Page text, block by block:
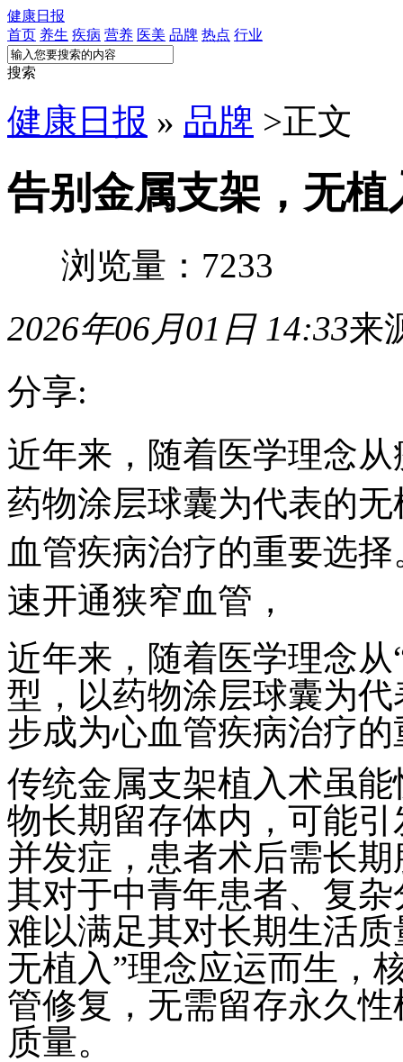
健康日报
首页 养生 疾病 营养 医美 品牌 热点 行业
搜索
健康日报 » 品牌 >正文
告别金属支架，无
浏览量：7233
2026年06月01日 14:33来
分享:
近年来，随着医学理念
药物涂层球囊为代表的
血管疾病治疗的重要选
速开通狭窄血管，
近年来，随着医学理念从
型，以药物涂层球囊为
步成为心血管疾病治疗
传统金属支架植入术虽
物长期留存体内，可能
并发症，患者术后需长
其对于中青年患者、复
难以满足其对长期生活
无植入”理念应运而生，
管修复，无需留存永久
质量。